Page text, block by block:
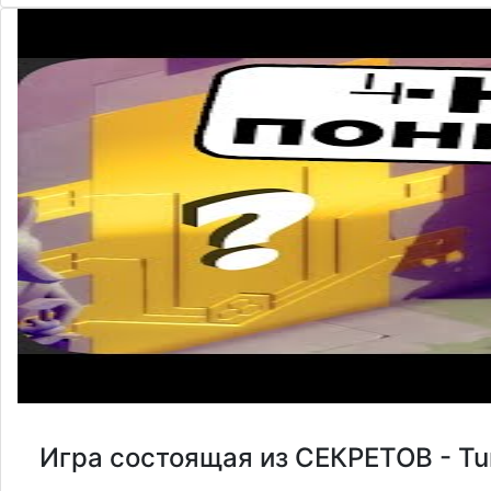
Игра состоящая из СЕКРЕТОВ -